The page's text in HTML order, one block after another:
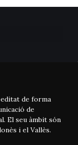
de forma
de
El seu àmbit són
i el Vallès.